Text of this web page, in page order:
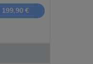
199,90 €